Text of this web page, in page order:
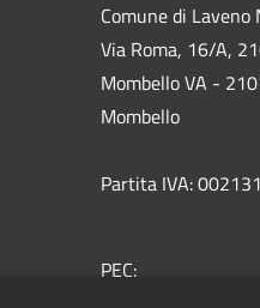
Comune di Laveno
Via Roma, 16/A,
Mombello VA -
Mombello
Partita IVA:
PEC: